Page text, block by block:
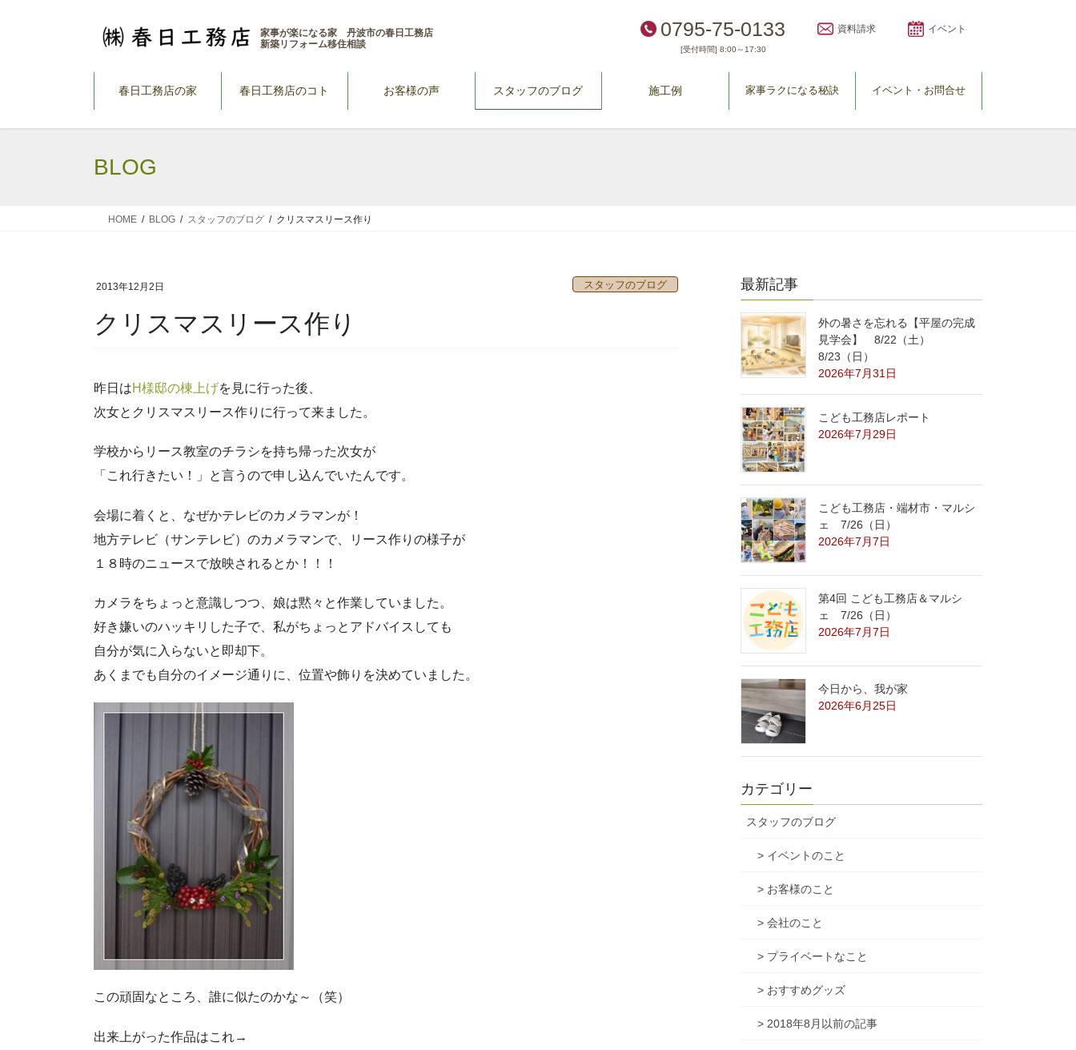
家事が楽になる家 丹波市の春日工務店
新築リフォーム移住相談
0795-75-0133
[受付時間] 8:00～17:30
資料請求 イベント
春日工務店の家 春日工務店のコト お客様の声 スタッフのブログ 施工例 家事ラクになる秘訣 イベント・お問合せ
BLOG
HOME BLOG スタッフのブログ クリスマスリース作り
2013年12月2日 スタッフのブログ
クリスマスリース作り
昨日はH様邸の棟上げを見に行った後、
次女とクリスマスリース作りに行って来ました。
学校からリース教室のチラシを持ち帰った次女が
「これ行きたい！」と言うので申し込んでいたんです。
会場に着くと、なぜかテレビのカメラマンが！
地方テレビ（サンテレビ）のカメラマンで、リース作りの様子が
１８時のニュースで放映されるとか！！！
カメラをちょっと意識しつつ、娘は黙々と作業していました。
好き嫌いのハッキリした子で、私がちょっとアドバイスしても
自分が気に入らないと即却下。
あくまでも自分のイメージ通りに、位置や飾りを決めていました。
この頑固なところ、誰に似たのかな～（笑）
出来上がった作品はこれ→
最新記事
外の暑さを忘れる【平屋の完成
見学会】 8/22（土）
8/23（日）
2026年7月31日
こども工務店レポート
2026年7月29日
こども工務店・端材市・マルシ
ェ 7/26（日）
2026年7月7日
第4回 こども工務店＆マルシ
ェ 7/26（日）
2026年7月7日
今日から、我が家
2026年6月25日
カテゴリー
スタッフのブログ
> イベントのこと
> お客様のこと
> 会社のこと
> プライベートなこと
> おすすめグッズ
> 2018年8月以前の記事